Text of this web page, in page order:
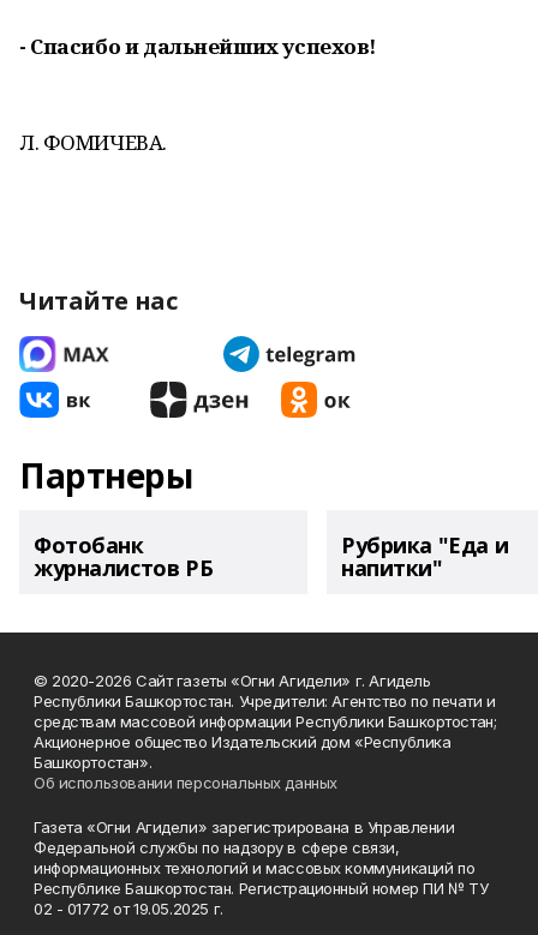
- Спасибо и дальнейших успехов!
Л. ФОМИЧЕВА.
Читайте нас
Партнеры
Фотобанк
журналистов РБ
Рубрика "Еда и
напитки"
© 2020-2026 Сайт газеты «Огни Агидели» г. Агидель
Республики Башкортостан. Учредители: Агентство по печати и
средствам массовой информации Республики Башкортостан;
Акционерное общество Издательский дом «Республика
Башкортостан».
Об использовании персональных данных
Газета «Огни Агидели» зарегистрирована в Управлении
Федеральной службы по надзору в сфере связи,
информационных технологий и массовых коммуникаций по
Республике Башкортостан. Регистрационный номер ПИ № ТУ
02 - 01772 от 19.05.2025 г.